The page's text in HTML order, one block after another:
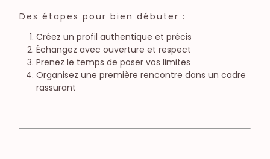
Des étapes pour bien débuter :
Créez un profil authentique et précis
Échangez avec ouverture et respect
Prenez le temps de poser vos limites
Organisez une première rencontre dans un cadre
rassurant